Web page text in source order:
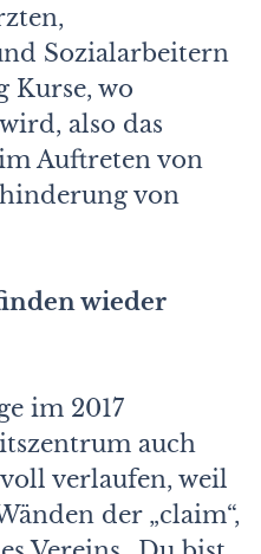
Sozialarbeitern
Kurse, wo
also das
Auftreten von
von
wieder
im 2017
auch
verlaufen, weil
der „claim“,